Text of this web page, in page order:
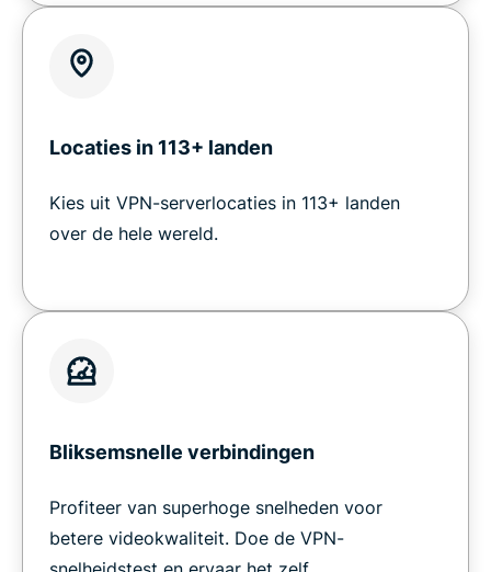
Locaties in 113+ landen
Kies uit VPN-serverlocaties in 113+ landen
over de hele wereld.
Bliksemsnelle verbindingen
Profiteer van superhoge snelheden voor
betere videokwaliteit. Doe de VPN-